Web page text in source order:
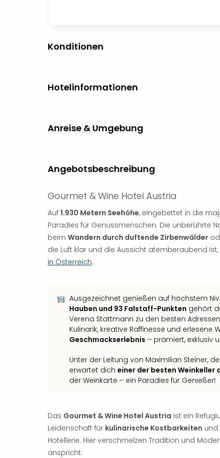
Konditionen
Hotelinformationen
Anreise & Umgebung
Angebotsbeschreibung
Gourmet & Wine Hotel Austria
Auf 1.930 Metern Seehöhe, eingebettet in die
Paradies für Genussmenschen. Die unberührte
beim Wandern durch duftende Zirbenwälder
die Luft klar und die Aussicht atemberaubend
in Österreich.​
Ausgezeichnet genießen auf höchstem
Hauben und 93 Falstaff-Punkten gehört
Verena Stattmann zu den besten
Kulinarik, kreative Raffinesse und erlesene
Geschmackserlebnis – prämiert, exklusiv
Unter der Leitung von Maximilian Steiner,
erwartet dich einer der besten Weinkeller
der Weinkarte – ein Paradies für Genießer!
Das Gourmet & Wine Hotel Austria ist ein
Leidenschaft für kulinarische Kostbarkeiten und
Hotellerie. Hier verschmelzen Tradition und
anspricht.